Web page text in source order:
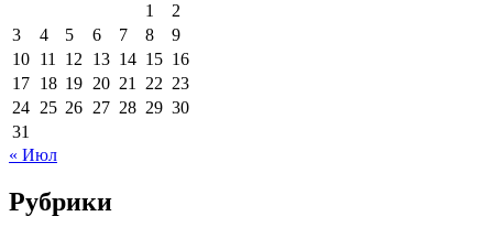
1
2
3
4 5 6 7 8
9
10 11 12 13 14 15 16
17 18 19 20 21 22 23
24 25 26 27 28 29 30
31
« Июл
Рубрики